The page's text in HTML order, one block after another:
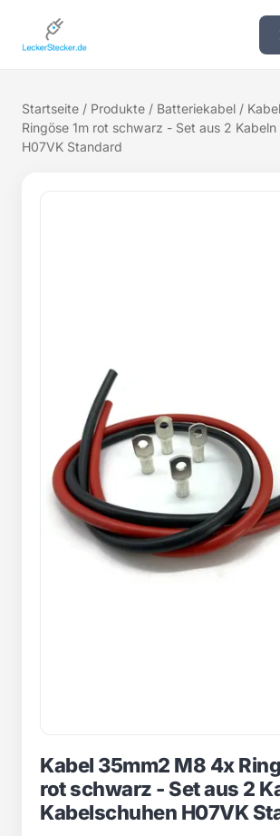
Startseite / Produkte / Batteriekabel /
Ringöse 1m rot schwarz - Set aus 2
H07VK Standard
Kabel 35mm2 M8 4x
rot schwarz - Set aus 2
Kabelschuhen H07VK